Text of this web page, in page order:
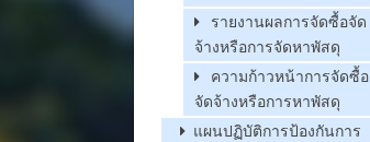
รายงานผลการจัดซื้อจัด
จ้างหรือการจัดหาพัสดุ
ความก้าวหน้าการจัดซื้อ
จัดจ้างหรือการหาพัสดุ
แผนปฏิบัติการป้องกันการ